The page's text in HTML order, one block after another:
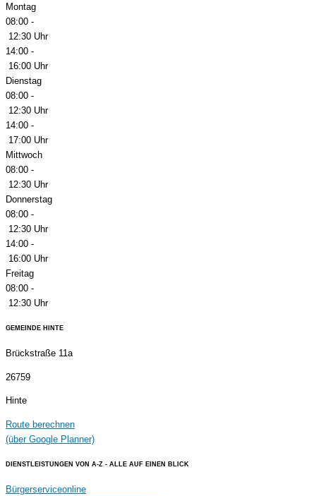
Montag
08:00 -
12:30 Uhr
14:00 -
16:00 Uhr
Dienstag
08:00 -
12:30 Uhr
14:00 -
17:00 Uhr
Mittwoch
08:00 -
12:30 Uhr
Donnerstag
08:00 -
12:30 Uhr
14:00 -
16:00 Uhr
Freitag
08:00 -
12:30 Uhr
GEMEINDE HINTE
Brückstraße 11a
26759
Hinte
Route berechnen
(über Google Planner)
DIENSTLEISTUNGEN VON A-Z - ALLE AUF EINEN BLICK
Bürgerserviceonline